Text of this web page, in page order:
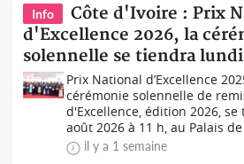
Info
Côte d'Ivoire : Prix
d'Excellence 2026, la
solennelle se tiendra lundi
Prix National d’Excellence
cérémonie solennelle de
d'Excellence, édition 2026,
août 2026 à 11 h, au Palais
il y a 1 semaine